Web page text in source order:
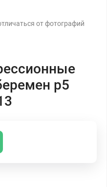
от фотографий
р5